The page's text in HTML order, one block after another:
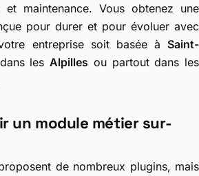
et maintenance. Vous obtenez une
pour durer et pour évoluer avec
entreprise soit basée à Saint-
les Alpilles ou partout dans les
un module métier sur-
de nombreux plugins, mais